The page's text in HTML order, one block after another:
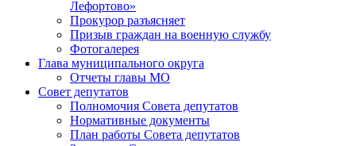
Лефортово»
Прокурор разъясняет
Призыв граждан на военную службу
Фотогалерея
Глава муниципального округа
Отчеты главы МО
Совет депутатов
Полномочия Совета депутатов
Нормативные документы
План работы Совета депутатов